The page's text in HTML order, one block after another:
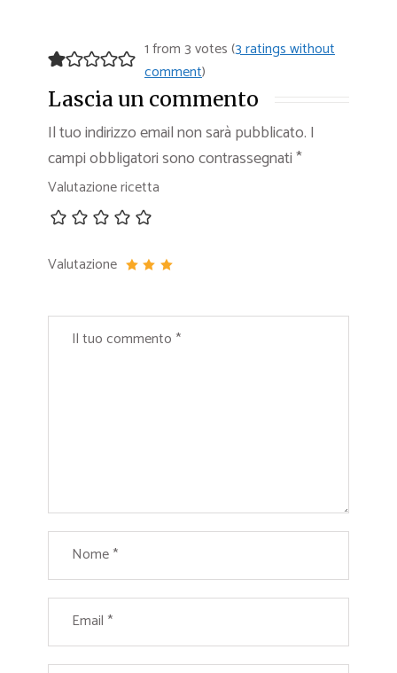
1 from 3 votes (3 ratings without
comment)
Lascia un commento
Il tuo indirizzo email non sarà pubblicato. I
campi obbligatori sono contrassegnati*
Valutazione ricetta
Valutazione